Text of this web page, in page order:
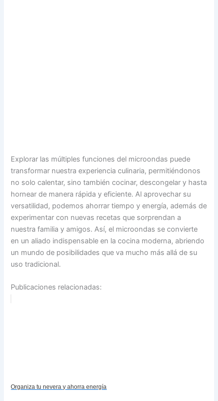
Explorar las múltiples funciones del microondas puede
transformar nuestra experiencia culinaria, permitiéndonos
no solo calentar, sino también cocinar, descongelar y hasta
hornear de manera rápida y eficiente. Al aprovechar su
versatilidad, podemos ahorrar tiempo y energía, además de
experimentar con nuevas recetas que sorprendan a
nuestra familia y amigos. Así, el microondas se convierte
en un aliado indispensable en la cocina moderna, abriendo
un mundo de posibilidades que va mucho más allá de su
uso tradicional.
Publicaciones relacionadas:
Organiza tu nevera y ahorra energía